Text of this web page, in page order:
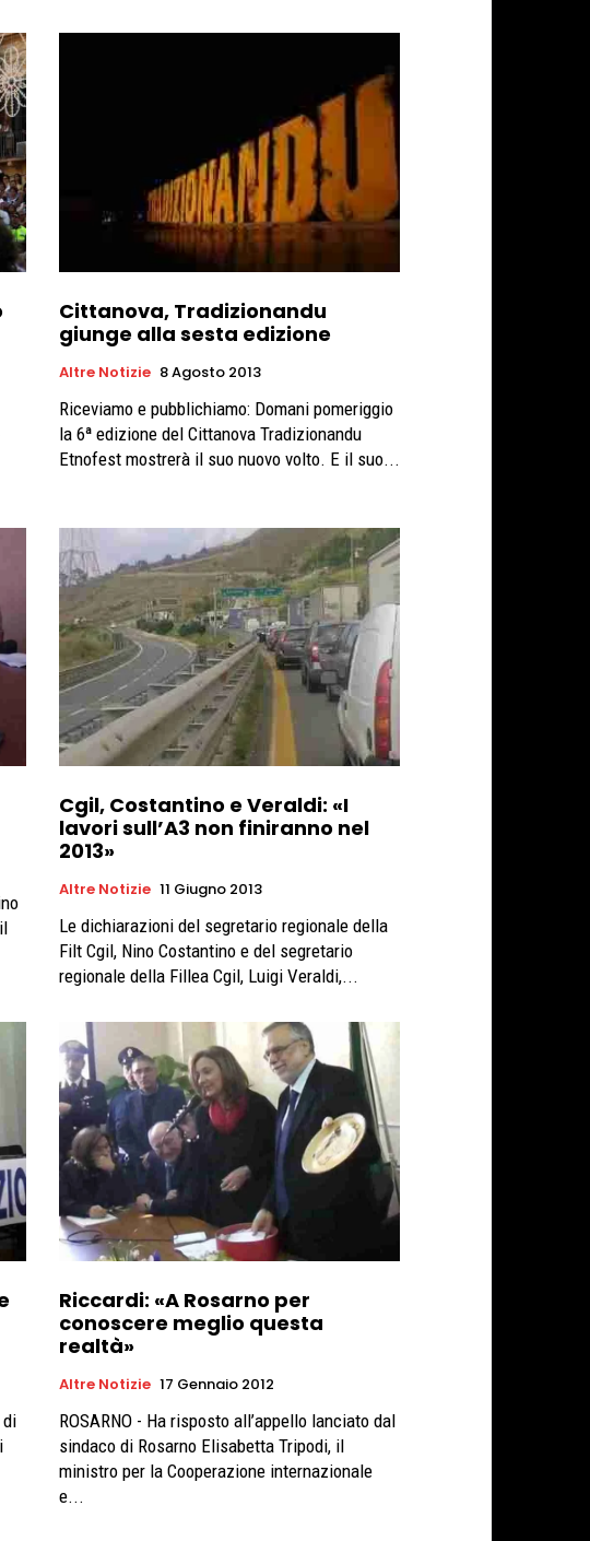
Cittanova, Tradizionandu
giunge alla sesta edizione
Altre Notizie 8 Agosto 2013
Riceviamo e pubblichiamo: Domani pomeriggio
la 6ª edizione del Cittanova Tradizionandu
Etnofest mostrerà il suo nuovo volto. E il suo...
Cgil, Costantino e Veraldi: «I
lavori sull’A3 non finiranno nel
2013»
Altre Notizie 11 Giugno 2013
Le dichiarazioni del segretario regionale della
Filt Cgil, Nino Costantino e del segretario
regionale della Fillea Cgil, Luigi Veraldi,...
di
Riccardi: «A Rosarno per
conoscere meglio questa
realtà»
Altre Notizie 17 Gennaio 2012
ROSARNO - Ha risposto all’appello lanciato dal
sindaco di Rosarno Elisabetta Tripodi, il
ministro per la Cooperazione internazionale
e...